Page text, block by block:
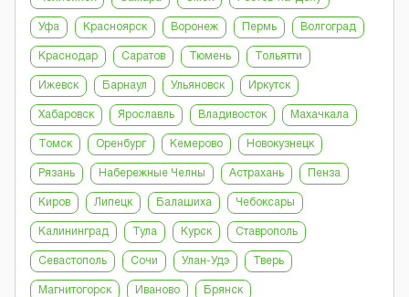
Уфа Красноярск Воронеж Пермь Волгоград
Краснодар Саратов Тюмень Тольятти
Ижевск Барнаул Ульяновск Иркутск
Хабаровск Ярославль Владивосток Махачкала
Томск Оренбург Кемерово Новокузнецк
Рязань Набережные Челны Астрахань Пенза
Киров Липецк Балашиха Чебоксары
Калининград Тула Курск Ставрополь
Севастополь Сочи Улан-Удэ Тверь
Магнитогорск Иваново Брянск